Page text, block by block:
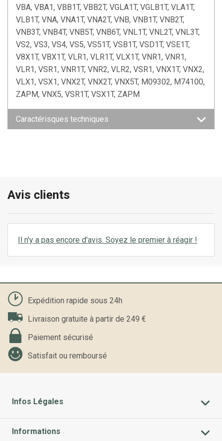
VBA, VBA1, VBB1T, VBB2T, VGLA1T, VGLB1T, VLA1T,
VLB1T, VNA, VNA1T, VNA2T, VNB, VNB1T, VNB2T,
VNB3T, VNB4T, VNB5T, VNB6T, VNL1T, VNL2T, VNL3T,
VS2, VS3, VS4, VS5, VS51T, VSB1T, VSD1T, VSE1T,
V8X1T, VBX1T, VLR1, VLR1T, VLX1T, VNR1, VNR1,
VLR1, VSR1, VNR1T, VNR2, VLR2, VSR1, VNX1T, VNX2,
VLX1, VSX1, VNX2T, VNX2T, VNX5T, M09302, M74100,
ZAPM, VNX5, VSR1T, VSX1T, ZAPM
Caractérisques techniques
Avis clients
Il n'y a pas encore d'avis. Soyez le premier à réagir !
Expédition rapide sous 24h
Livraison gratuite à partir de 249 €
Paiement sécurisé
Satisfait ou remboursé
Infos Légales
Informations